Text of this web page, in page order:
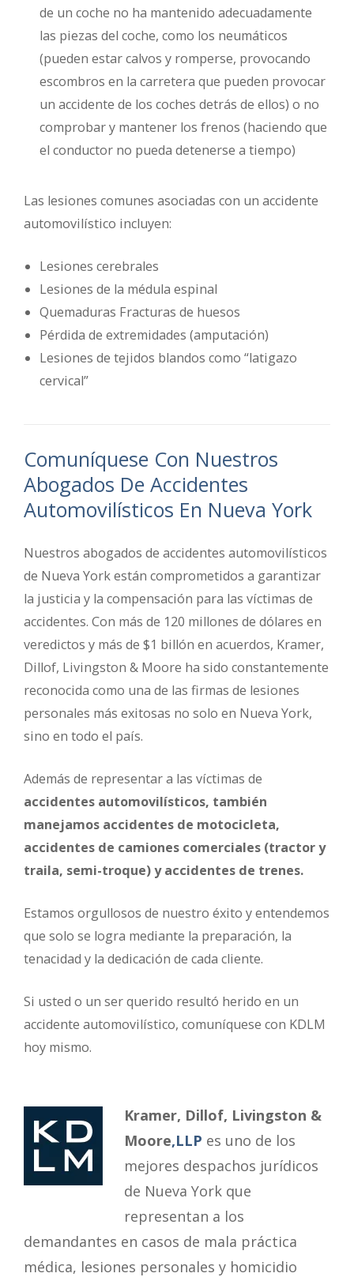
de un coche no ha mantenido adecuadamente
las piezas del coche, como los neumáticos
(pueden estar calvos y romperse, provocando
escombros en la carretera que pueden provocar
un accidente de los coches detrás de ellos) o no
comprobar y mantener los frenos (haciendo que
el conductor no pueda detenerse a tiempo)
Las lesiones comunes asociadas con un accidente
automovilístico incluyen:
Lesiones cerebrales
Lesiones de la médula espinal
Quemaduras Fracturas de huesos
Pérdida de extremidades (amputación)
Lesiones de tejidos blandos como “latigazo
cervical”
Comuníquese Con Nuestros
Abogados De Accidentes
Automovilísticos En Nueva York
Nuestros abogados de accidentes automovilísticos
de Nueva York están comprometidos a garantizar
la justicia y la compensación para las víctimas de
accidentes. Con más de 120 millones de dólares en
veredictos y más de $1 billón en acuerdos, Kramer,
Dillof, Livingston & Moore ha sido constantemente
reconocida como una de las firmas de lesiones
personales más exitosas no solo en Nueva York,
sino en todo el país.
Además de representar a las víctimas de
accidentes automovilísticos, también
manejamos accidentes de motocicleta,
accidentes de camiones comerciales (tractor y
traila, semi-troque) y accidentes de trenes.
Estamos orgullosos de nuestro éxito y entendemos
que solo se logra mediante la preparación, la
tenacidad y la dedicación de cada cliente.
Si usted o un ser querido resultó herido en un
accidente automovilístico, comuníquese con KDLM
hoy mismo.
Kramer, Dillof, Livingston &
Moore,LLP es uno de los
mejores despachos jurídicos
de Nueva York que
representan a los
demandantes en casos de mala práctica
médica, lesiones personales y homicidio